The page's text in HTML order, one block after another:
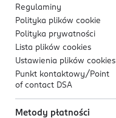
Regulaminy
Polityka plików cookie
Polityka prywatności
Lista plików cookies
Ustawienia plików cookies
Punkt kontaktowy/ Point
of contact DSA
Metody płatności